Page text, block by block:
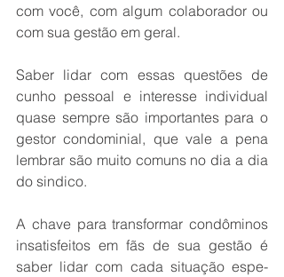
com você, com algum co­laborador ou
com sua gestão em geral.
Saber lidar com essas questões de
cunho pessoal e interesse individual
qua­se sempre são importantes para o
gestor condominial, que vale a pena
lembrar são muito comuns no dia a dia
do sindico.
A chave para transformar condôminos
insatisfeitos em fãs de sua gestão é
saber li­dar com cada situação espe­